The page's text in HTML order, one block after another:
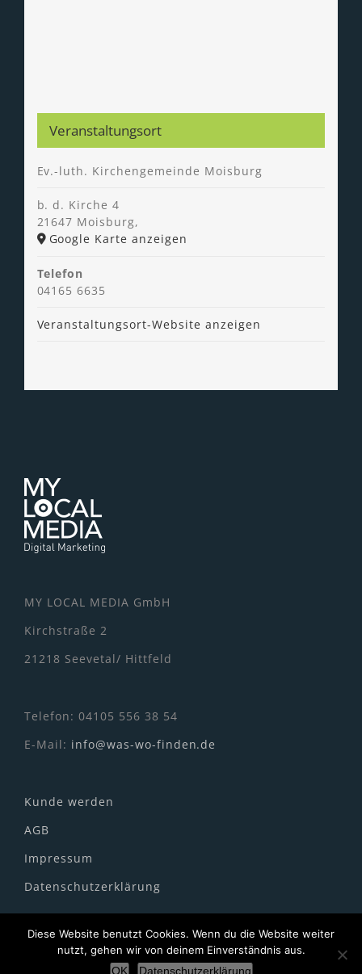
Veranstaltungsort
Ev.-luth. Kirchengemeinde Moisburg
b. d. Kirche 4
21647 Moisburg,
Google Karte anzeigen
Telefon
04165 6635
Veranstaltungsort-Website anzeigen
MY LOCAL MEDIA GmbH
Kirchstraße 2
21218 Seevetal/ Hittfeld
Telefon: 04105 556 38 54
E-Mail: info@was-wo-finden.de
Kunde werden
AGB
Impressum
Datenschutzerklärung
Diese Website benutzt Cookies. Wenn du die Website weiter
nutzt, gehen wir von deinem Einverständnis aus.
OK
Datenschutzerklärung